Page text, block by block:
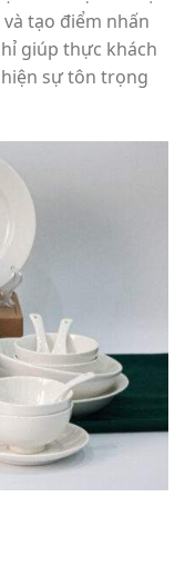
tạo điểm nhấn
giúp thực khách
sự tôn trọng